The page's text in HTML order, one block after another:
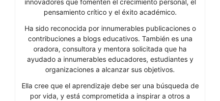
innovadores que fomenten el crecimiento personal, el
pensamiento crítico y el éxito académico.
Ha sido reconocida por innumerables publicaciones o
contribuciones a blogs educativos. También es una
oradora, consultora y mentora solicitada que ha
ayudado a innumerables educadores, estudiantes y
organizaciones a alcanzar sus objetivos.
Ella cree que el aprendizaje debe ser una búsqueda de
por vida, y está comprometida a inspirar a otros a